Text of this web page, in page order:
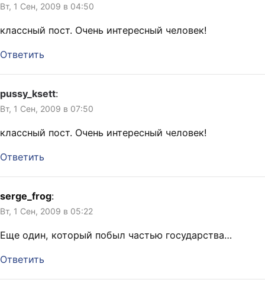
Вт, 1 Сен, 2009 в 04:50
классный пост. Очень интересный человек!
Ответить
pussy_ksett:
Вт, 1 Сен, 2009 в 07:50
классный пост. Очень интересный человек!
Ответить
serge_frog:
Вт, 1 Сен, 2009 в 05:22
Еще один, который побыл частью государства…
Ответить